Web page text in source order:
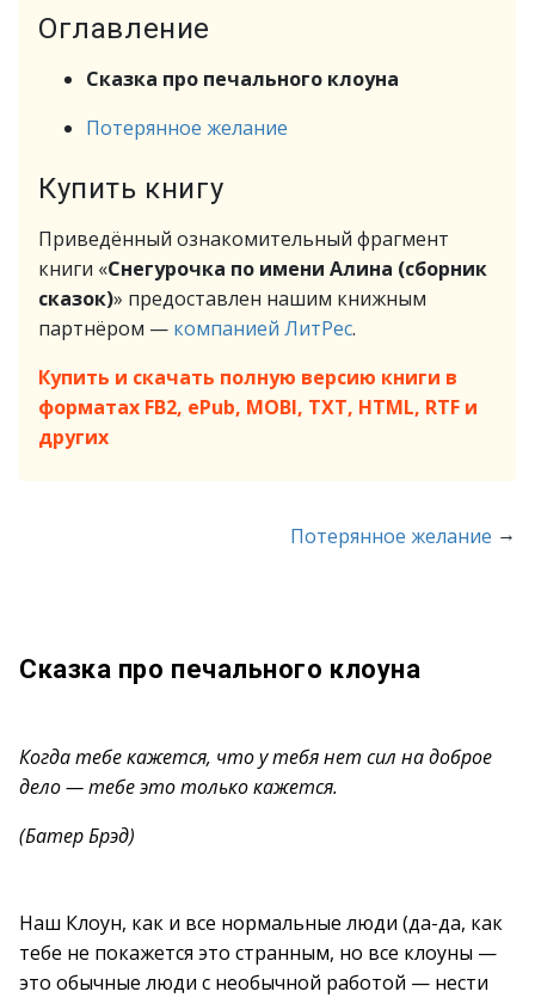
Оглавление
Сказка про печального клоуна
Потерянное желание
Купить книгу
Приведённый ознакомительный фрагмент
книги «Снегурочка по имени Алина (сборник
сказок)» предоставлен нашим книжным
партнёром — компанией ЛитРес.
Купить и скачать полную версию книги в
форматах FB2, ePub, MOBI, TXT, HTML, RTF и
других
Потерянное желание →
Сказка про печального клоуна
Когда тебе кажется, что у тебя нет сил на доброе
дело — тебе это только кажется.
(Батер Брэд)
Наш Клоун, как и все нормальные люди (да-да, как
тебе не покажется это странным, но все клоуны —
это обычные люди с необычной работой — нести